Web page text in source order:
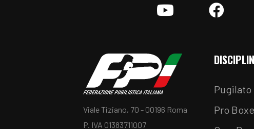
Viale Tiziano, 70 - 00196 Roma
P. IVA 01383711007
Pugilato
Pro Boxe